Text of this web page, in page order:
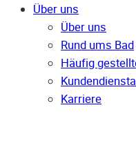
Über uns
Über uns
Rund ums Bad
Häufig
Karriere